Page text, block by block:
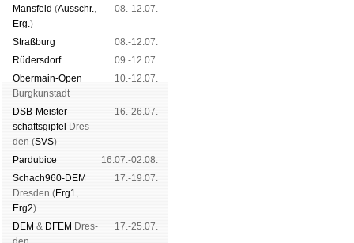
Mans­feld (Aus­schr.,
Erg.)
08.-12.07.
Straß­burg
08.-12.07.
Rüders­dorf
09.-12.07.
Ober­main-Open
Burg­kun­stadt
10.-12.07.
DSB-Meister­
schafts­gipfel
Dres­
den (SVS)
16.-26.07.
Pardu­bice
16.07.-02.08.
Schach960-DEM
Dres­den (Erg1,
Erg2)
17.-19.07.
DEM & DFEM Dres­
17.-25.07.